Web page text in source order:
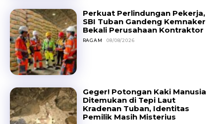
Perkuat Perlindungan Pekerja,
SBI Tuban Gandeng Kemnaker
Bekali Perusahaan Kontraktor
RAGAM 08/08/2026
Geger! Potongan Kaki Manusia
Ditemukan di Tepi Laut
Kradenan Tuban, Identitas
Pemilik Masih Misterius